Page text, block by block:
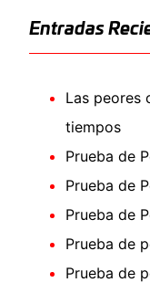
Entradas
Las peores
tiempos
Prueba de
Prueba de
Prueba de
Prueba de
Prueba de